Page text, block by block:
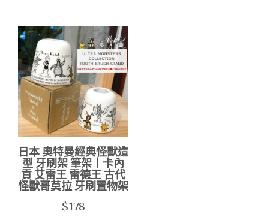
日本 奧特曼經典怪獸造
型 牙刷架 筆架｜卡內
貢 艾雷王 雷德王 古代
怪獸哥莫拉 牙刷置物架
$178